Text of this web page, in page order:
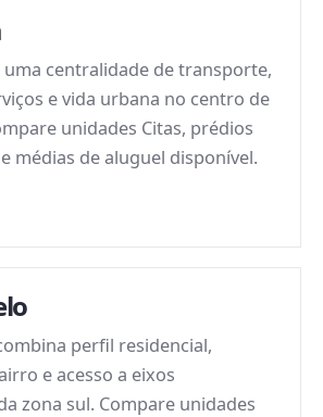
uma centralidade de transporte,
e vida urbana no centro de
unidades Citas, prédios
médias de aluguel disponível.
perfil residencial,
e acesso a eixos
zona sul. Compare unidades